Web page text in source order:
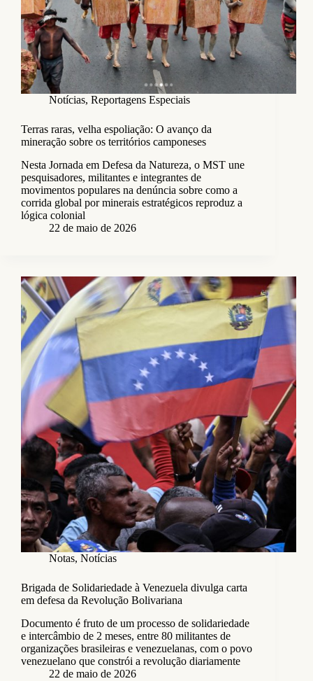
Notícias, Reportagens Especiais
Terras raras, velha espoliação: O avanço da
mineração sobre os territórios camponeses
Nesta Jornada em Defesa da Natureza, o MST une
pesquisadores, militantes e integrantes de
movimentos populares na denúncia sobre como a
corrida global por minerais estratégicos reproduz a
lógica colonial
22 de maio de 2026
Notas, Notícias
Brigada de Solidariedade à Venezuela divulga carta
em defesa da Revolução Bolivariana
Documento é fruto de um processo de solidariedade
e intercâmbio de 2 meses, entre 80 militantes de
organizações brasileiras e venezuelanas, com o povo
venezuelano que constrói a revolução diariamente
22 de maio de 2026